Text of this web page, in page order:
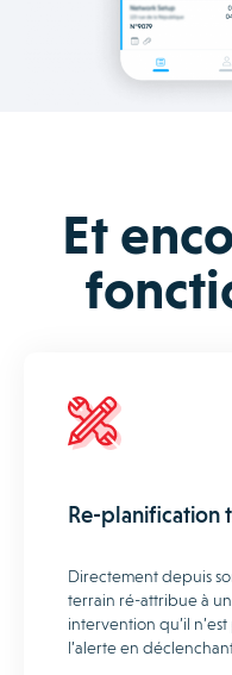
Et
Re-planification
Directement depuis
terrain ré-attribue à
intervention qu’il
l’alerte en